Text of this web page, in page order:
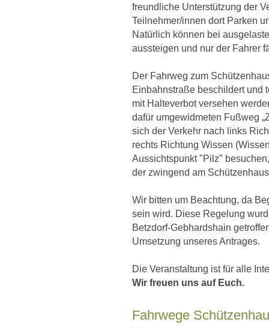
freundliche Unterstützung der
Teilnehmer/innen dort Parken
Natürlich können bei
aussteigen und nur der Fahrer
Der Fahrweg zum
Einbahnstraße beschildert und
mit Halteverbot versehen
dafür umgewidmeten Fußweg
sich der Verkehr nach links
rechts Richtung Wissen
Aussichtspunkt "Pilz"
der zwingend am
Wir bitten um Beachtung, da
sein wird. Diese Regelung
Betzdorf-Gebhardshain
Umsetzung unseres Antrages.
Die Veranstaltung ist für alle
Wir freuen uns auf Euch.
Fahrwege